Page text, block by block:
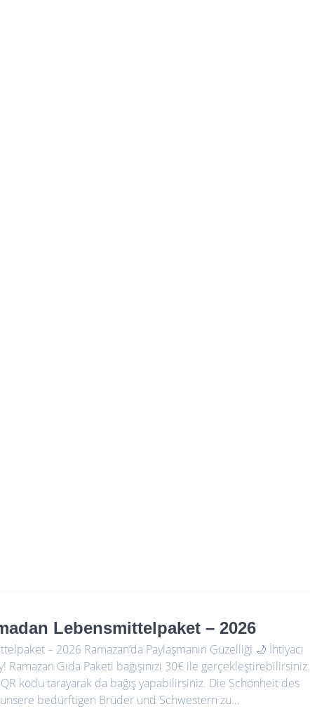
Lebensmittelpaket – 2026
– 2026 Ramazan’da Paylaşmanın Güzelliği 🌙 İhtiyacı
Gıda Paketi bağışınızı 30€ ile gerçekleştirebilirsiniz.
kodu tarayarak da bağış yapabilirsiniz. Die Schönheit des
bedürftigen Brüder und Schwestern zu…